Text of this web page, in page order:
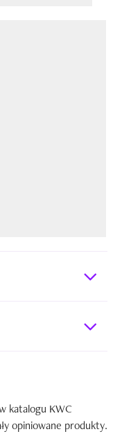
katalogu KWC
opiniowane produkty.